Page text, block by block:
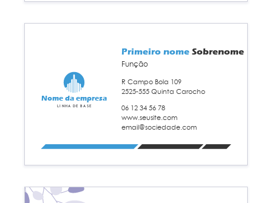
email@sociedade.com
06 12 34 56 78
www.seusite.com
Função
R Campo Bola 109
2525-555 Quinta Carocho
Primeiro nome Sobrenome
Nome da empresa
Linha de base